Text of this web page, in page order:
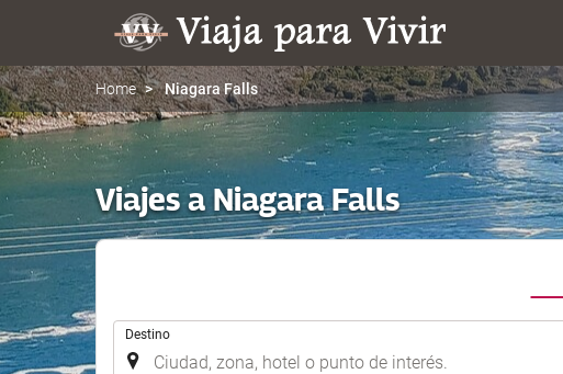
Home Niagara Falls
Viajes a Niagara Falls
Destino